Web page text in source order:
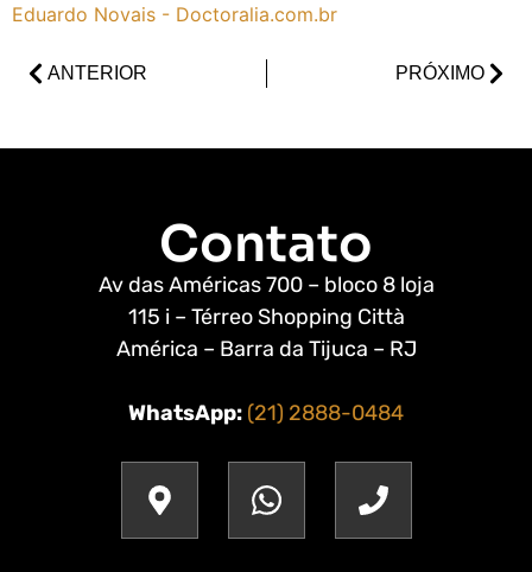
Eduardo Novais - Doctoralia.com.br
ANTERIOR PRÓXIMO
Contato
Av das Américas 700 – bloco 8 loja
115 i – Térreo Shopping Città
América – Barra da Tijuca – RJ
WhatsApp: (21) 2888-0484